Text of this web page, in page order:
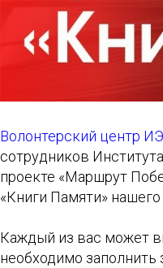
Волонтерский центр
сотрудников
проекте «Маршрут
«Книги Памяти» нашего
Каждый из вас может
необходимо заполнить